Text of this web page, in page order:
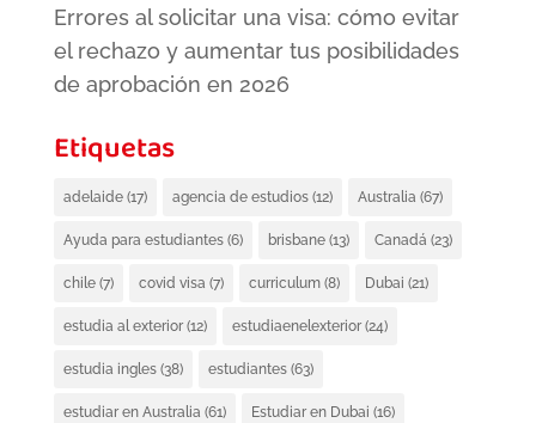
Errores al solicitar una visa: cómo evitar
el rechazo y aumentar tus posibilidades
de aprobación en 2026
Etiquetas
adelaide(17) agencia de estudios(12) Australia (67)
Ayuda para estudiantes(6) brisbane(13) Canadá (23)
chile(7) covid visa (7) curriculum(8) Dubai (21)
estudia al exterior(12) estudiaenelexterior(24)
estudia ingles(38) estudiantes(63)
estudiar en Australia (61) Estudiar en Dubai (16)